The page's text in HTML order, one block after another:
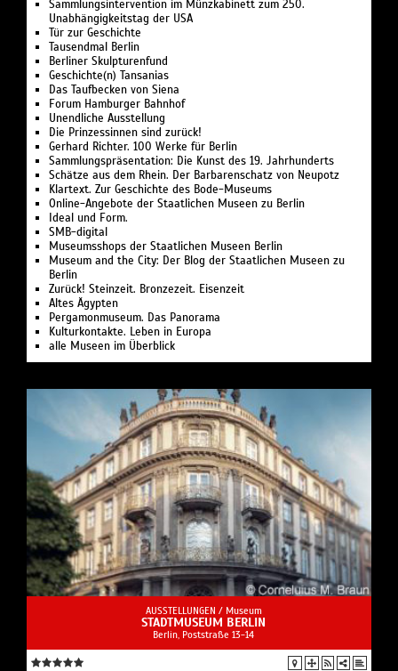
Sammlungsintervention im Münzkabinett zum 250.
Unabhängigkeitstag der USA
Tür zur Geschichte
Tausendmal Berlin
Berliner Skulpturenfund
Geschichte(n) Tansanias
Das Taufbecken von Siena
Forum Hamburger Bahnhof
Unendliche Ausstellung
Die Prinzessinnen sind zurück!
Gerhard Richter. 100 Werke für Berlin
Sammlungspräsentation: Die Kunst des 19. Jahrhunderts
Schätze aus dem Rhein. Der Barbarenschatz von Neupotz
Klartext. Zur Geschichte des Bode-Museums
Online-Angebote der Staatlichen Museen zu Berlin
Ideal und Form.
SMB-digital
Museumsshops der Staatlichen Museen Berlin
Museum and the City: Der Blog der Staatlichen Museen zu
Berlin
Zurück! Steinzeit. Bronzezeit. Eisenzeit
Altes Ägypten
Pergamonmuseum. Das Panorama
Kulturkontakte. Leben in Europa
alle Museen im Überblick
AUSSTELLUNGEN / Museum
STADTMUSEUM BERLIN
Berlin, Poststraße 13-14